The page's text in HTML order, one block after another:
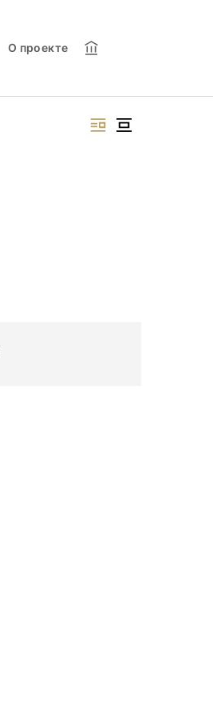
О проекте